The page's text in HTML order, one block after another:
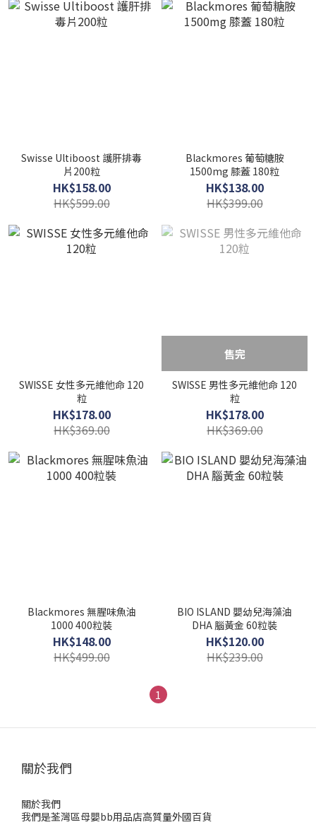
Swisse Ultiboost 護肝排毒
片200粒
HK$158.00
HK$599.00
Blackmores 葡萄糖胺
1500mg 膝蓋 180粒
HK$138.00
HK$399.00
SWISSE 女性多元維他命 120
粒
HK$178.00
HK$369.00
售完
SWISSE 男性多元維他命 120
粒
HK$178.00
HK$369.00
Blackmores 無腥味魚油
1000 400粒裝
HK$148.00
HK$499.00
BIO ISLAND 嬰幼兒海藻油
DHA 腦黃金 60粒裝
HK$120.00
HK$239.00
1
關於我們
關於我們
我們是荃灣區母嬰bb用品店高質量外國百貨